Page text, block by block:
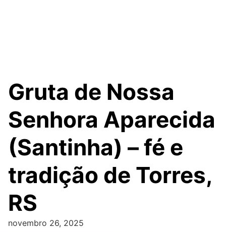
Gruta de Nossa
Senhora Aparecida
(Santinha) – fé e
tradição de Torres,
RS
novembro 26, 2025